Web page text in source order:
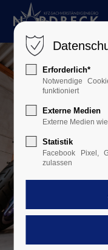
Erforderlich*
Notwendige
funktioniert
Externe Medien
Externe Medien
Statistik
Facebook Pixel,
zulassen